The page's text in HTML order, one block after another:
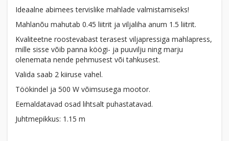
Ideaalne abimees tervislike mahlade valmistamiseks!
Mahlanõu mahutab 0.45 liitrit ja viljaliha anum 1.5 liitrit.
Kvaliteetne roostevabast terasest viljapressiga mahlapress,
mille sisse võib panna köögi- ja puuvilju ning marju
olenemata nende pehmusest või tahkusest.
Valida saab 2 kiiruse vahel.
Töökindel ja 500 W võimsusega mootor.
Eemaldatavad osad lihtsalt puhastatavad.
Juhtmepikkus: 1.15 m